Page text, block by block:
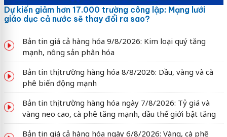
Dự kiến giảm hơn 17.000 trường công lập: Mạng lưới
giáo dục cả nước sẽ thay đổi ra sao?
Bản tin giá cả hàng hóa 9/8/2026: Kim loại quý tăng
mạnh, nông sản phân hóa
Bản tin thị trường hàng hóa 8/8/2026: Dầu, vàng và cà
phê biến động mạnh
Bản tin thị trường hàng hóa ngày 7/8/2026: Tỷ giá và
vàng neo cao, cà phê tăng mạnh, dầu thế giới bật tăng
Bản tin giá cả hàng hóa ngày 6/8/2026: Vàng, cà phê